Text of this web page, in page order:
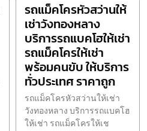
รถแม็คโครหัวสว่านให้
เช่าวังทองหลาง
บริการรถแบคโฮให้เช่า
รถแม็คโครให้เช่า
พร้อมคนขับ ให้บริการ
ทั่วประเทศ ราคาถูก
รถแม็คโครหัวสว่านให้เช่า
วังทองหลาง บริการรถแบคโฮ
ให้เช่า รถแม็คโครให้เช